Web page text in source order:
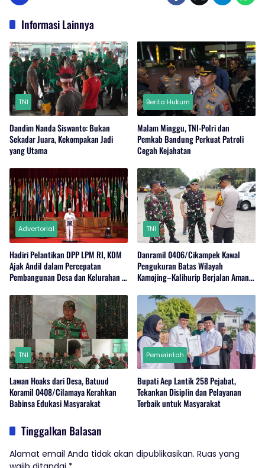
Informasi Lainnya
TNI
Dandim Nanda Siswanto: Bukan
Sekadar Juara, Kekompakan Jadi
yang Utama
Berita Hukum
Malam Minggu, TNI-Polri dan
Pemkab Bandung Perkuat Patroli
Cegah Kejahatan
Advertorial
Hadiri Pelantikan DPP LPM RI, KDM
Ajak Andil dalam Percepatan
Pembangunan Desa dan Kelurahan di
TNI
Danramil 0406/Cikampek Kawal
Pengukuran Batas Wilayah
Kamojing–Kalihurip Berjalan Aman
TNI
Lawan Hoaks dari Desa, Batuud
Koramil 0408/Cilamaya Kerahkan
Babinsa Edukasi Masyarakat
Pemerintah
Bupati Aep Lantik 258 Pejabat,
Tekankan Disiplin dan Pelayanan
Terbaik untuk Masyarakat
Tinggalkan Balasan
Alamat email Anda tidak akan dipublikasikan. Ruas yang